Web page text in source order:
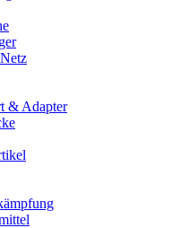
& Adapter